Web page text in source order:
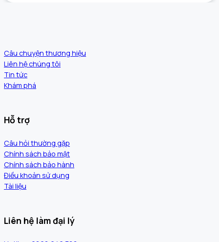
Câu chuyện thương hiệu
Liên hệ chúng tôi
Tin tức
Khám phá
Hỗ trợ
Câu hỏi thường gặp
Chính sách bảo mật
Chính sách bảo hành
Điều khoản sử dụng
Tài liệu
Liên hệ làm đại lý